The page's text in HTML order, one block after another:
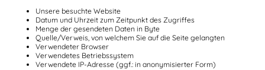
Unsere besuchte Website
Datum und Uhrzeit zum Zeitpunkt des Zugriffes
Menge der gesendeten Daten in Byte
Quelle/Verweis, von welchem Sie auf die Seite gelangten
Verwendeter Browser
Verwendetes Betriebssystem
Verwendete IP-Adresse (ggf.: in anonymisierter Form)